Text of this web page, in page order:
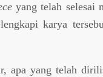
yang telah selesai
karya
apa yang telah